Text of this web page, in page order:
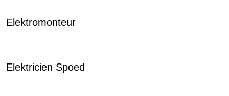
Elektromonteur
Elektricien Spoed